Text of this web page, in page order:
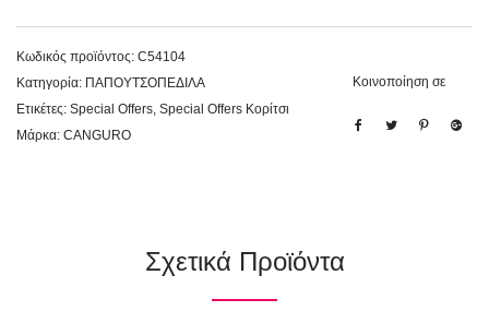
Κωδικός προϊόντος: C54104
Κατηγορία: ΠΑΠΟΥΤΣΟΠΕΔΙΛΑ
Ετικέτες: Special Offers, Special Offers Κορίτσι
Μάρκα: CANGURO
Κοινοποίηση σε
Σχετικά Προϊόντα